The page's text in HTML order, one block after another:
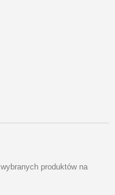
wybranych produktów na